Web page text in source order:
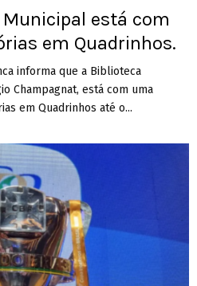
está com
em Quadrinhos.
informa que a Biblioteca
Champagnat, está com uma
em Quadrinhos até o...